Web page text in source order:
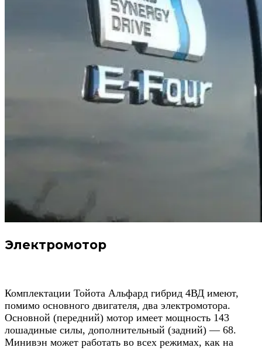
Электромотор
Комплектации Тойота Альфард гибрид 4ВД имеют,
помимо основного двигателя, два электромотора.
Основной (передний) мотор имеет мощность 143
лошадиные силы, дополнительный (задний) — 68.
Минивэн может работать во всех режимах, как на